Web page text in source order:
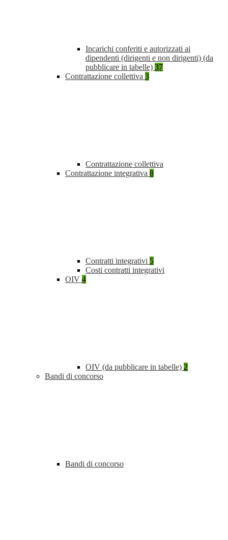
Incarichi conferiti e autorizzati ai
dipendenti (dirigenti e non dirigenti) (da
pubblicare in tabelle) 37
Contrattazione collettiva 3
Contrattazione collettiva
Contrattazione integrativa 8
Contratti integrativi 5
Costi contratti integrativi
OIV 4
OIV (da pubblicare in tabelle) 2
Bandi di concorso
Bandi di concorso